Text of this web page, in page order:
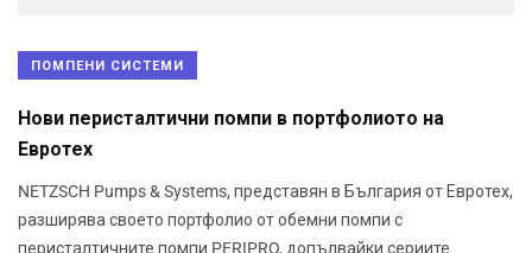
ПОМПЕНИ СИСТЕМИ
Нови перисталтични помпи в портфолиото на
Евротех
NETZSCH Pumps & Systems, представян в България от Евротех,
разширява своето портфолио от обемни помпи с
перисталтичните помпи PERIPRO, допълвайки сериите